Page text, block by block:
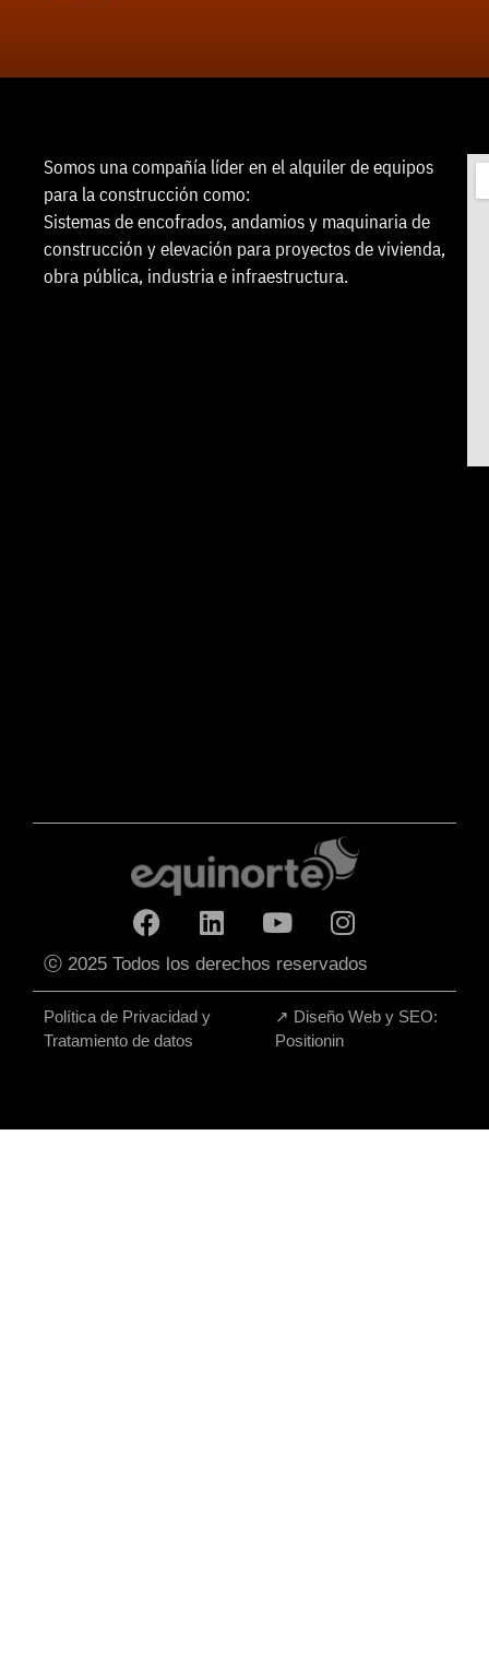
Somos una compañía líder en el alquiler de equipos
para la construcción como:
Sistemas de encofrados, andamios y maquinaria de
construcción y elevación para proyectos de vivienda,
obra pública, industria e infraestructura.
ⓒ 2025 Todos los derechos reservados
Política de Privacidad y
Tratamiento de datos
↗ Diseño Web y SEO:
Positionin